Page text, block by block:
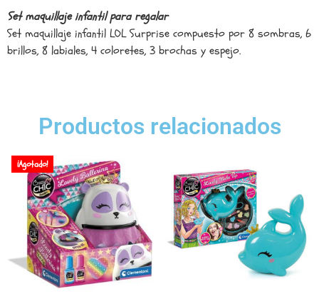
Set maquillaje infantil para regalar
Set maquillaje infantil LOL Surprise compuesto por 8 sombras, 6
brillos, 8 labiales, 4 coloretes, 3 brochas y espejo.
Productos relacionados
¡Agotado!